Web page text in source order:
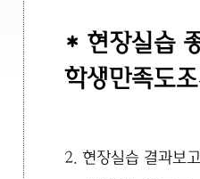
* 현장실습
학생만족도
2. 현장실습 결과보